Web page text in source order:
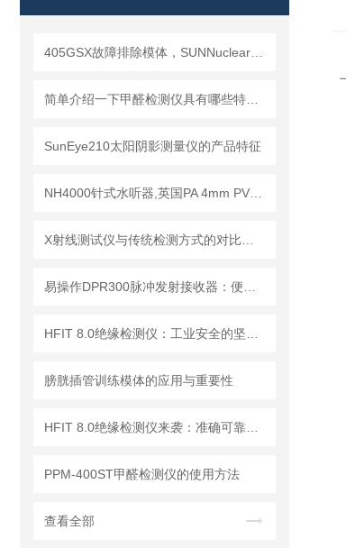
SunEye210太阳阴影测量仪的产品特征
膀胱插管训练模体的应用与重要性
PPM-400ST甲醛检测仪的使用方法
查看全部